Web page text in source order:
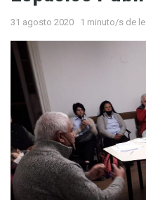
31 agosto 2020 1 minuto/s de